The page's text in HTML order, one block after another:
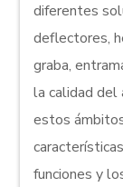
diferentes
deflectores,
graba,
la calidad del
estos
funciones y